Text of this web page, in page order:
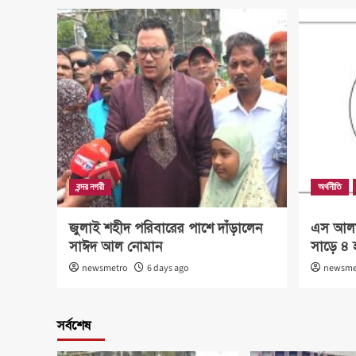
বন্দর নগরী
জুলাই শহীদ পরিবারের পাশে দাঁড়ালেন
সাঈদ আল নোমান
newsmetro 6 days ago
অর্থনীতি
এস আলম
সাড়ে ৪
সর্বশেষ